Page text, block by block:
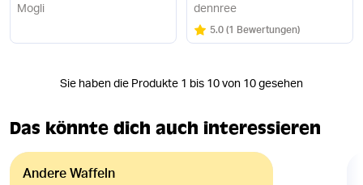
Mogli dennree
Bewertung:
5.0/5
(1 Bewertungen)
Sie haben die Produkte 1 bis 10 von 10 gesehen
Das könnte dich auch interessieren
Andere Waffeln